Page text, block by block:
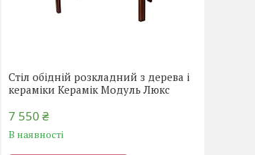
Стіл обідній розкладний з дерева і
кераміки Керамік Модуль Люкс
7 550 ₴
В наявності